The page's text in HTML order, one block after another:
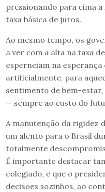
pressionando para cima
taxa básica de juros.
Ao mesmo tempo, os
a ver com a alta na taxa
esperneiam na esperança
artificialmente, para
sentimento de bem-
— sempre ao custo do
A manutenção da rigidez
um alento para o Brasil
totalmente
É importante destacar
colegiado, e que o
decisões sozinhos, ao